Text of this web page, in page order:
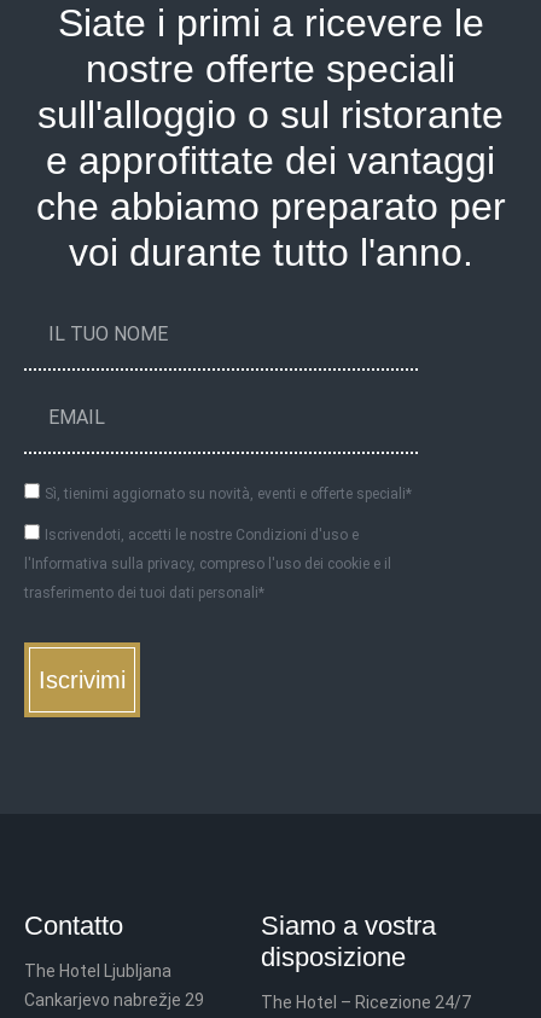
Siate i primi a ricevere le
nostre offerte speciali
sull'alloggio o sul ristorante
e approfittate dei vantaggi
che abbiamo preparato per
voi durante tutto l'anno.
Sì, tienimi aggiornato su novità, eventi e offerte speciali*
Iscrivendoti, accetti le nostre Condizioni d'uso e
l'Informativa sulla privacy, compreso l'uso dei cookie e il
trasferimento dei tuoi dati personali*
Iscrivimi
Contatto
The Hotel Ljubljana
Cankarjevo nabrežje 29
Siamo a vostra
disposizione
The Hotel – Ricezione 24/7